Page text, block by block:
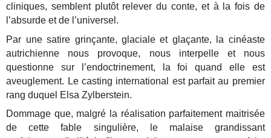
cliniques, semblent plutôt relever du conte, et à la fois de
l’absurde et de l’universel.
Par une satire grinçante, glaciale et glaçante, la cinéaste
autrichienne nous provoque, nous interpelle et nous
questionne sur l’endoctrinement, la foi quand elle est
aveuglement. Le casting international est parfait au premier
rang duquel Elsa Zylberstein.
Dommage que, malgré la réalisation parfaitement maitrisée
de cette fable singulière, le malaise grandissant